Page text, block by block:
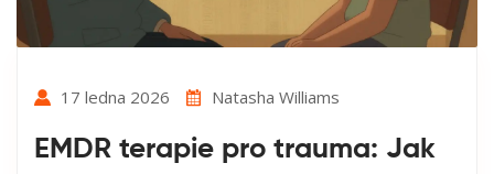
17 ledna 2026 Natasha Williams
EMDR terapie pro trauma: Jak